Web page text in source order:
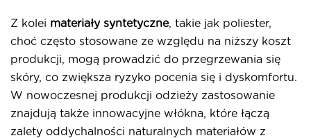
Z kolei materiały syntetyczne, takie jak poliester,
choć często stosowane ze względu na niższy koszt
produkcji, mogą prowadzić do przegrzewania się
skóry, co zwiększa ryzyko pocenia się i dyskomfortu.
W nowoczesnej produkcji odzieży zastosowanie
znajdują także innowacyjne włókna, które łączą
zalety oddychalności naturalnych materiałów z